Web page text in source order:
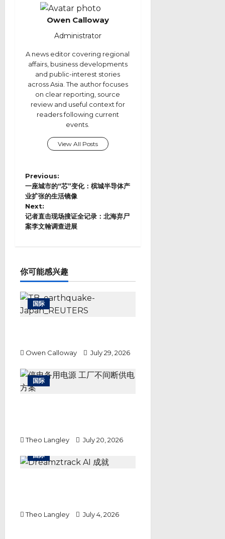
Owen Calloway
Administrator
A news editor covering regional
affairs, business developments
and public-interest stories
across Asia. The author focuses
on clear reporting, source
review and useful context for
readers following current
events.
View All Posts
P
o
s
t
n
a
a
t
i
o
n
Previous:
一座城市的“芯”变化：槟城半导体产
业扩张的生活镜像
Next:
记者直击现场搜证全记录：北海弃尸
案李文翰调查进展
你可能感兴趣
国际
Owen Calloway July 29, 2026
国际
Theo Langley July 20, 2026
国际
Theo Langley July 4, 2026